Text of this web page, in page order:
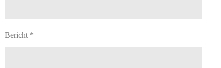
Bericht *